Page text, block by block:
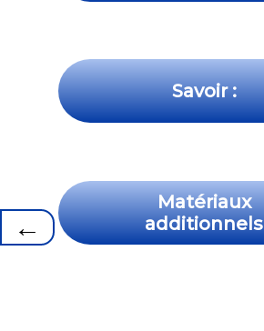
←
Savoir :
Matériaux
additionnels